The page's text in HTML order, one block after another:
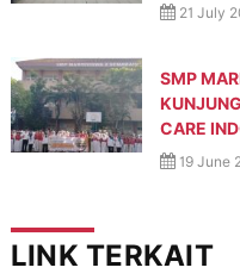
21 July
SMP
CARE
19 June
LINK TERKAIT